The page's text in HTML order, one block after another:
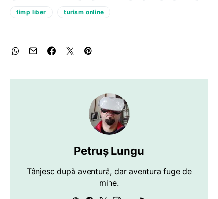
timp liber turism online
Petruș Lungu
Tânjesc după aventură, dar aventura fuge de
mine.